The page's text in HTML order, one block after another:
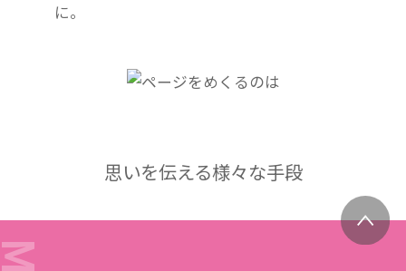
に。
思いを伝える様々な手段